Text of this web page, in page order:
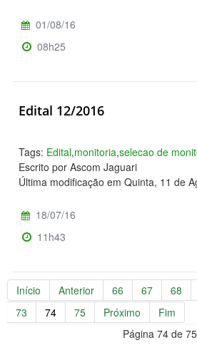
01/08/16
08h25
Edital 12/2016
Tags: Edital,monitoria,selecao de
Escrito por Ascom Jaguari
Última modificação em Quinta, 11 de
18/07/16
11h43
Início Anterior 66 67 68
73
74 75 Próximo
Fim
Página 74 de 75